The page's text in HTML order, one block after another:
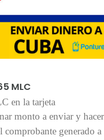
MLC
en la tarjeta
monto a enviar y
comprobante generado a